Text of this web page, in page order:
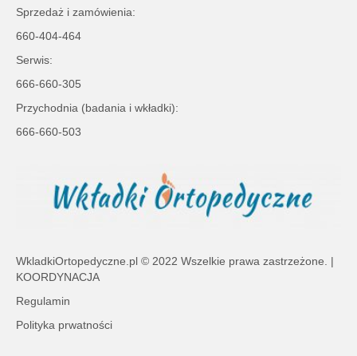
Sprzedaż i zamówienia:
660-404-464
Serwis:
666-660-305
Przychodnia (badania i wkładki):
666-660-503
WkladkiOrtopedyczne.pl © 2022 Wszelkie prawa zastrzeżone. |
KOORDYNACJA
Regulamin
Polityka prwatności